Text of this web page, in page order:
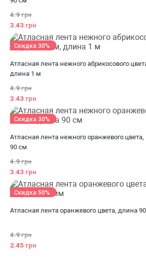
4.9грн
3.43 грн
Атласная лента нежного абрикосового
длина 1 м
4.9грн
3.43 грн
Скидка 30%
Атласная лента нежного оранжевого
90 см
4.9грн
3.43 грн
Скидка 30%
Атласная лента оранжевого цвета, длина
4.9грн
2.45 грн
Скидка 50%